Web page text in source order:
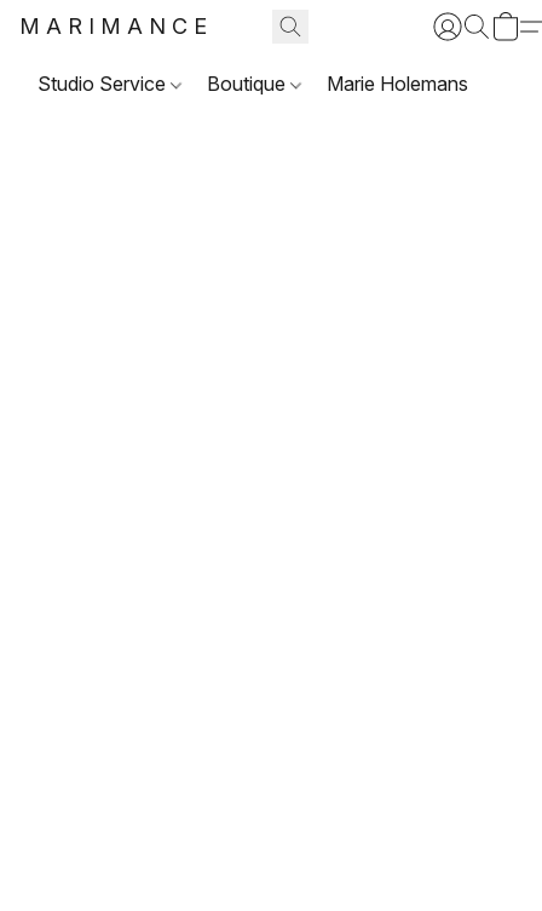
MARIMANCE
Studio Service Boutique Marie Holemans